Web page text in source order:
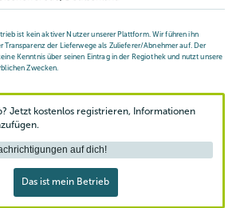
ist kein aktiver Nutzer unserer Plattform. Wir führen ihn
Transparenz der Lieferwege als Zulieferer/Abnehmer auf. Der
Kenntnis über seinen Eintrag in der Regiothek und nutzt unsere
Zwecken.
Jetzt kostenlos registrieren, Informationen
auf dich!
Das ist mein Betrieb